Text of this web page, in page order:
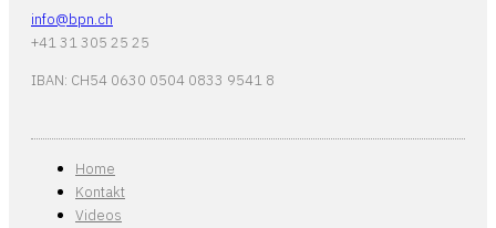
info@bpn.ch
+41 31 305 25 25
IBAN: CH54 0630 0504 0833 9541 8
Home
Kontakt
Videos